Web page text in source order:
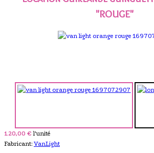
"ROUGE"
120,00 € l'unité
Fabricant: VanLight